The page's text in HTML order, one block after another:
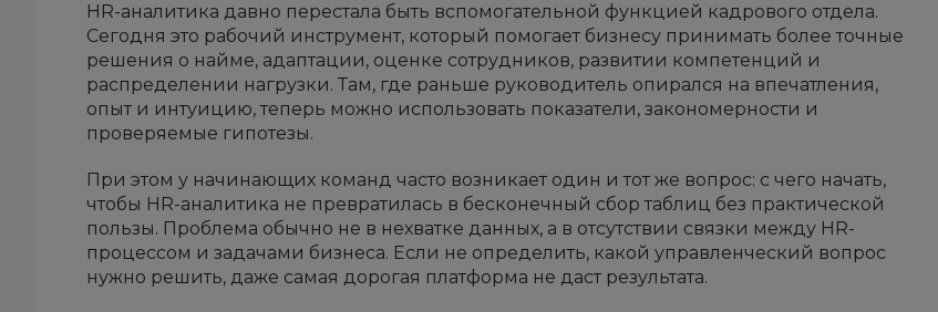
HR-аналитика давно перестала быть вспомогательной функцией кадрового отдела.
Сегодня это рабочий инструмент, который помогает бизнесу принимать более точные
решения о найме, адаптации, оценке сотрудников, развитии компетенций и
распределении нагрузки. Там, где раньше руководитель опирался на впечатления,
опыт и интуицию, теперь можно использовать показатели, закономерности и
проверяемые гипотезы.
При этом у начинающих команд часто возникает один и тот же вопрос: с чего начать,
чтобы HR-аналитика не превратилась в бесконечный сбор таблиц без практической
пользы. Проблема обычно не в нехватке данных, а в отсутствии связки между HR-
процессом и задачами бизнеса. Если не определить, какой управленческий вопрос
нужно решить, даже самая дорогая платформа не даст результата.